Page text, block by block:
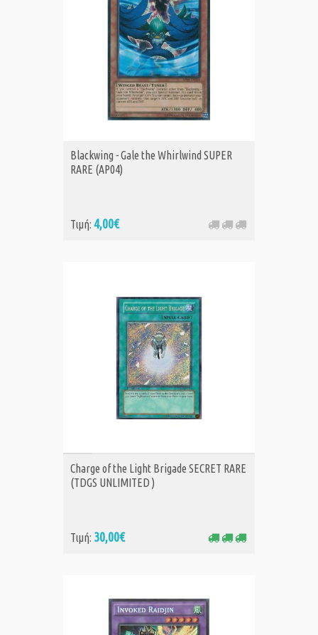
Blackwing - Gale the Whirlwind SUPER
RARE (AP04)
Τιμή: 4,00€
ΑΓΟΡΑ
Charge of the Light Brigade SECRET RARE
(TDGS UNLIMITED )
Τιμή: 30,00€